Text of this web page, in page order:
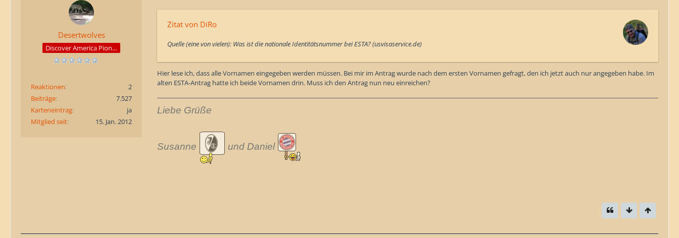
Desertwolves
Discover America Pioneer
Reaktionen
2
Beiträge
7.527
Karteneintrag
ja
Mitglied seit
15. Jan. 2012
Zitat von DiRo
Quelle (eine von vielen): Was ist die nationale Identitätsnummer bei ESTA? (usvisaservice.de)
Hier lese ich, dass alle Vornamen eingegeben werden müssen. Bei mir im Antrag wurde nach dem ersten Vornamen gefragt, den ich jetzt auch nur angegeben habe. Im
alten ESTA-Antrag hatte ich beide Vornamen drin. Muss ich den Antrag nun neu einreichen?
Liebe Grüße
Susanne und Daniel